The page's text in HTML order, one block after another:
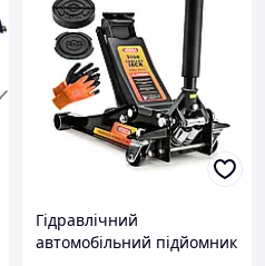
Гідравлічний
автомобільний підйомник